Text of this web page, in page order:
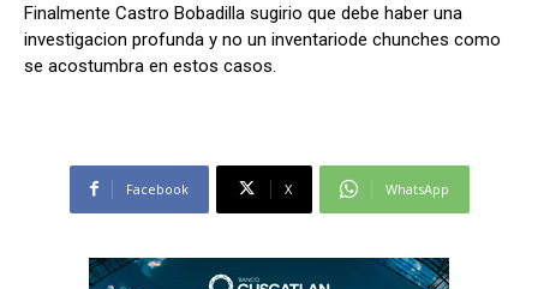
Finalmente Castro Bobadilla sugirio que debe haber una
investigacion profunda y no un inventariode chunches como
se acostumbra en estos casos.
Facebook X WhatsApp